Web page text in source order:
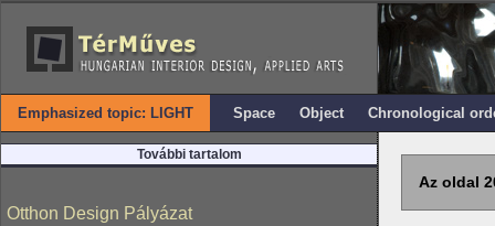
Emphasized topic: LIGHT Space Object Chronological
További tartalom
Otthon Design Pályázat
Az oldal